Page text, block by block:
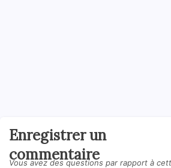
Enregistrer un
commentaire
Vous avez des questions par rapport à